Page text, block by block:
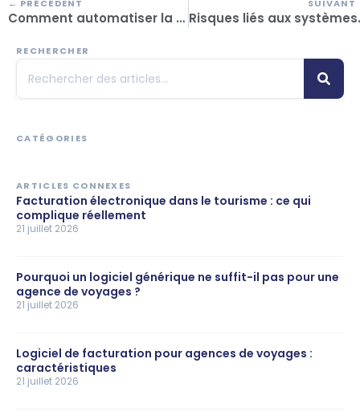
← PRÉCÉDENT
Comment automatiser la comptabilité de votre agence sans être comptable ? Risques liés aux
RECHERCHER
CATÉGORIES
ARTICLES CONNEXES
Facturation électronique dans le tourisme : ce qui
complique réellement
21 juillet 2026
Pourquoi un logiciel générique ne suffit-il pas pour une
agence de voyages ?
21 juillet 2026
Logiciel de facturation pour agences de voyages :
caractéristiques
21 juillet 2026